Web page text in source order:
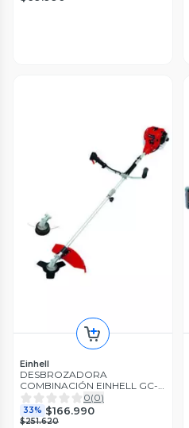
Einhell
DESBROZADORA
COMBINACIÓN EINHELL GC-
BC 2571
0(0)
33% $166.990
$251.620